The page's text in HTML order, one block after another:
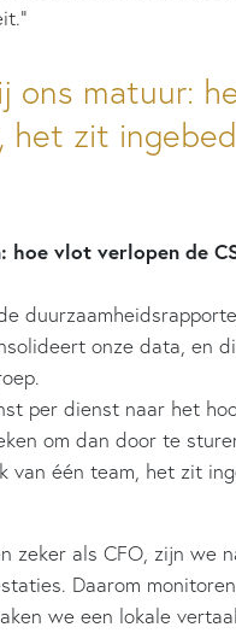
ons matuur:
het zit
hoe vlot verlopen de
onze data, en
per dienst naar het
om dan door te
van één team, het zit
zeker als CFO, zijn we
Daarom
we een lokale